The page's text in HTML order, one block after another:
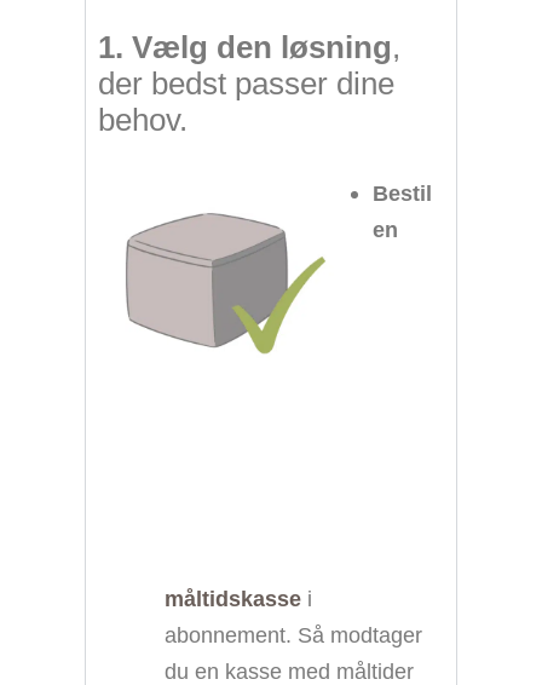
1. Vælg den løsning,
der bedst passer dine
behov.
Bestil
en
måltidskasse i
abonnement. Så modtager
du en kasse med måltider